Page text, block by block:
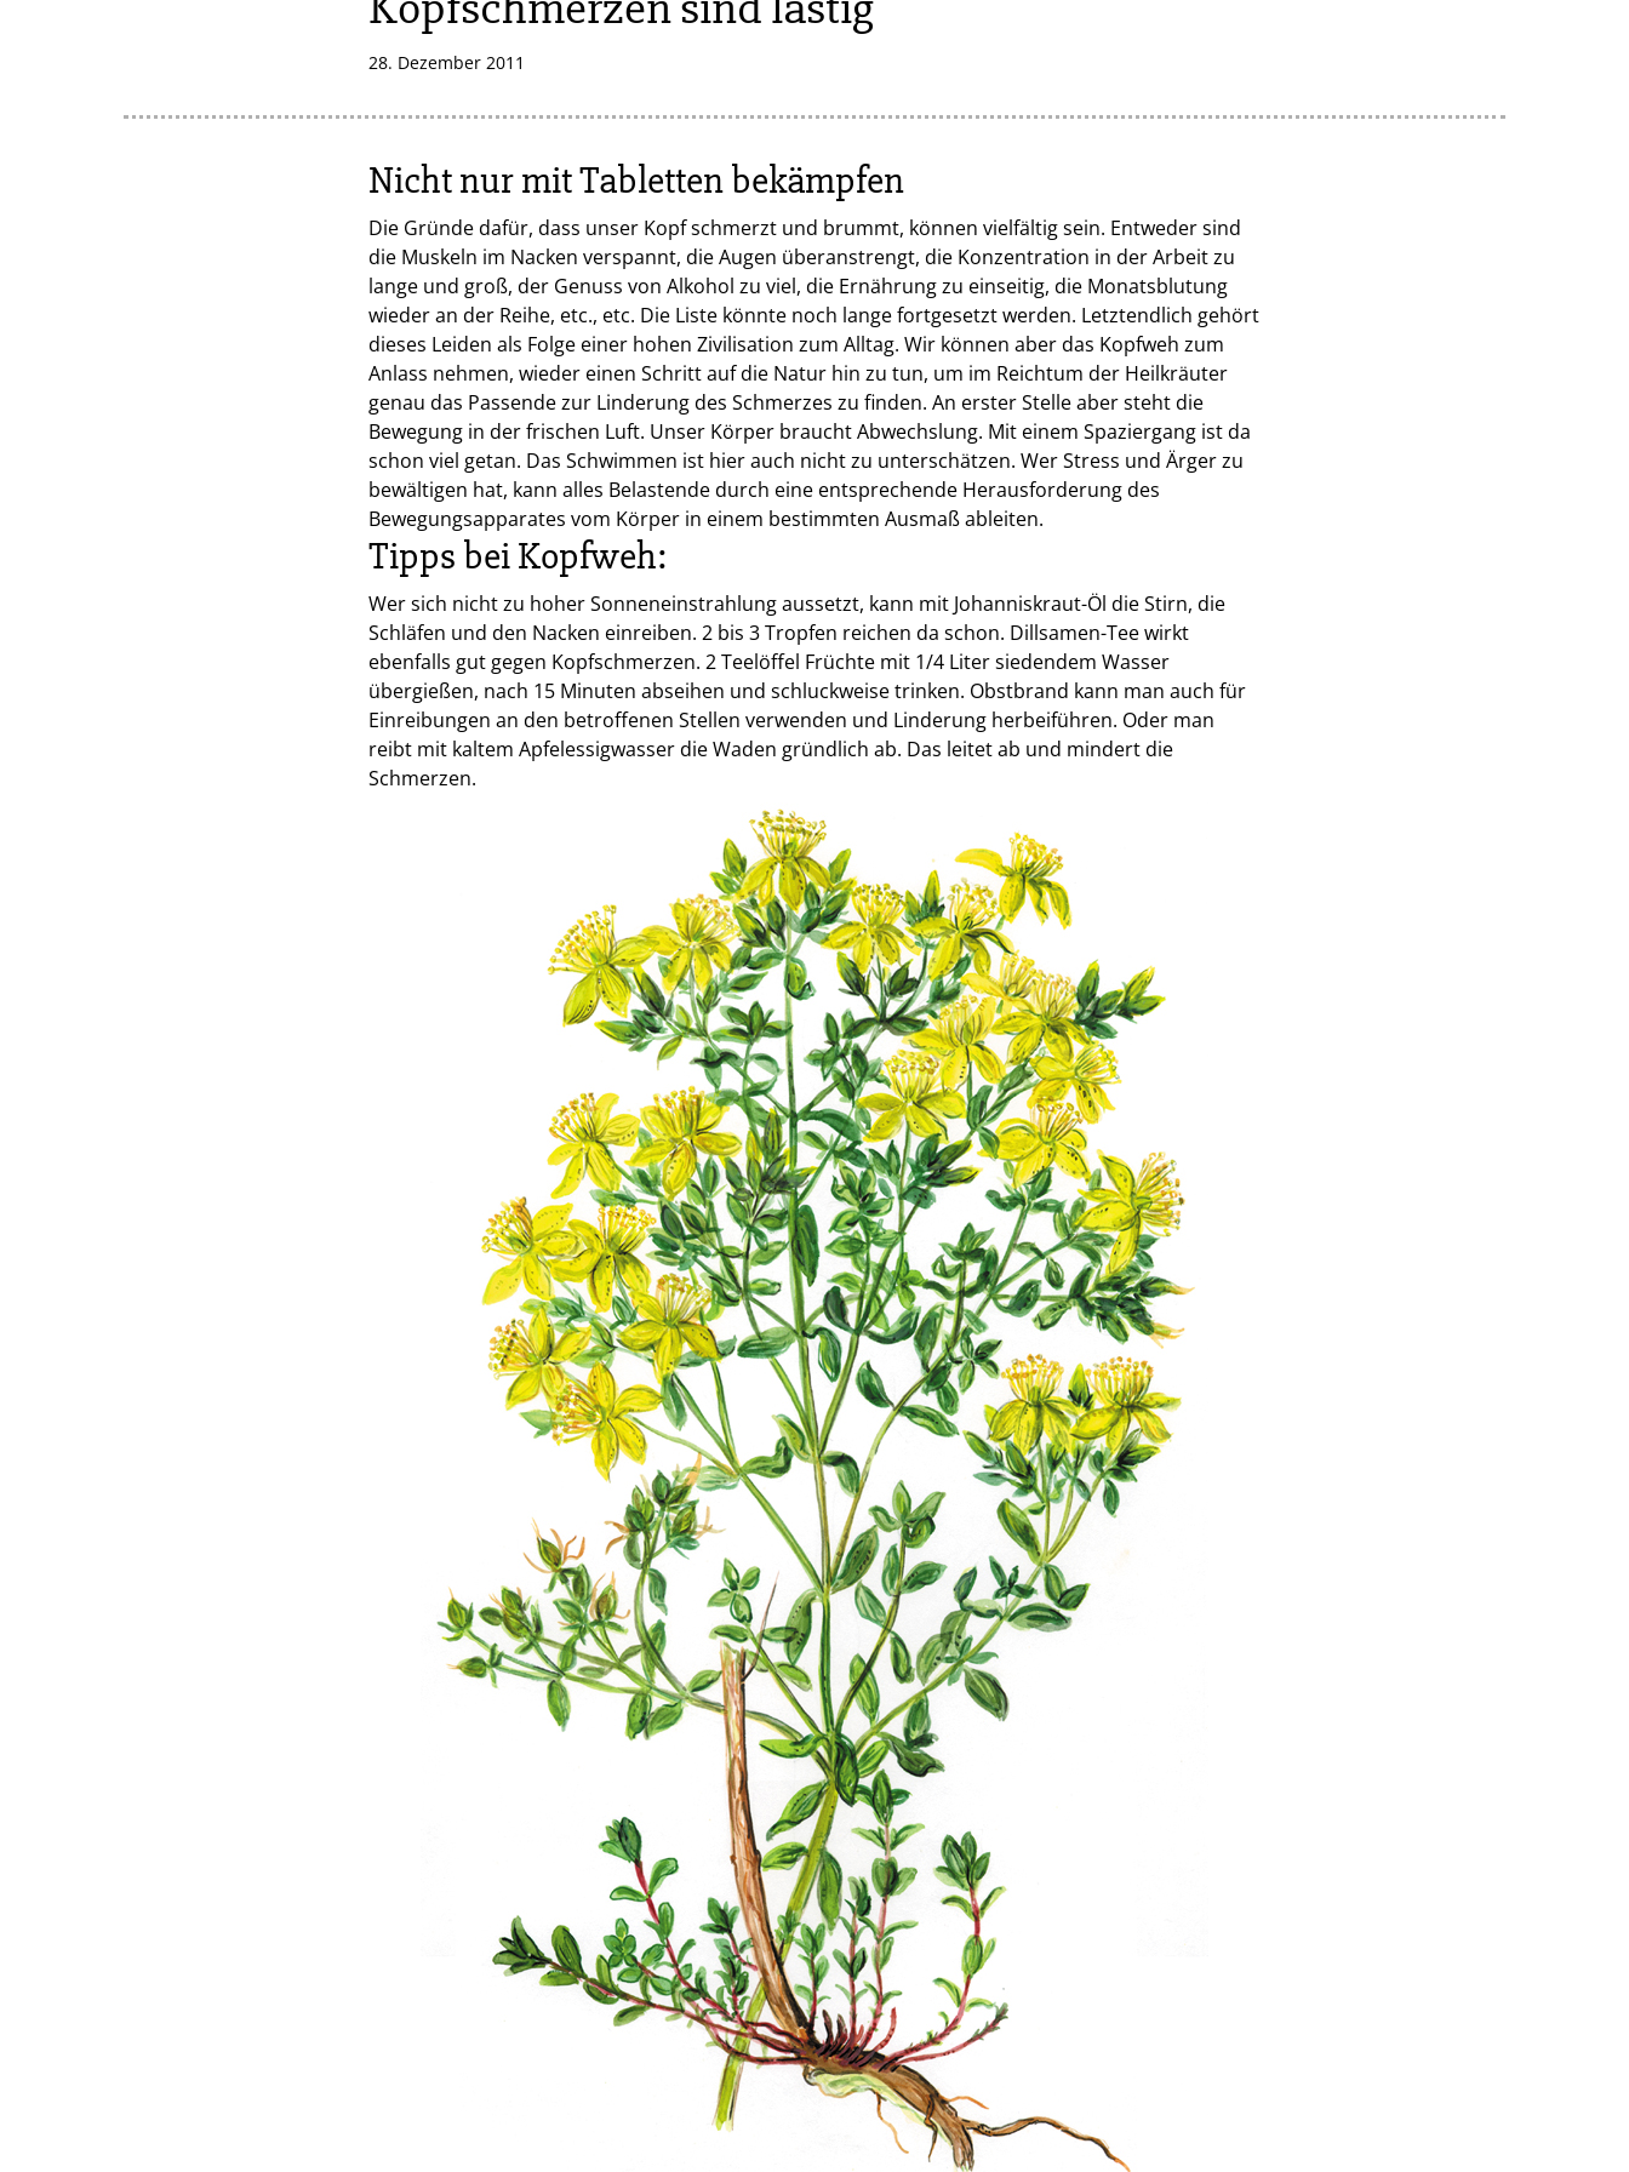
28. Dezember 2011
Nicht nur mit Tabletten bekämpfen
Die Gründe dafür, dass unser Kopf schmerzt und brummt, können vielfältig sein. Entweder sind
die Muskeln im Nacken verspannt, die Augen überanstrengt, die Konzentration in der Arbeit zu
lange und groß, der Genuss von Alkohol zu viel, die Ernährung zu einseitig, die Monatsblutung
wieder an der Reihe, etc., etc. Die Liste könnte noch lange fortgesetzt werden. Letztendlich gehört
dieses Leiden als Folge einer hohen Zivilisation zum Alltag. Wir können aber das Kopfweh zum
Anlass nehmen, wieder einen Schritt auf die Natur hin zu tun, um im Reichtum der Heilkräuter
genau das Passende zur Linderung des Schmerzes zu finden. An erster Stelle aber steht die
Bewegung in der frischen Luft. Unser Körper braucht Abwechslung. Mit einem Spaziergang ist da
schon viel getan. Das Schwimmen ist hier auch nicht zu unterschätzen. Wer Stress und Ärger zu
bewältigen hat, kann alles Belastende durch eine entsprechende Herausforderung des
Bewegungsapparates vom Körper in einem bestimmten Ausmaß ableiten.
Tipps bei Kopfweh:
Wer sich nicht zu hoher Sonneneinstrahlung aussetzt, kann mit Johanniskraut-Öl die Stirn, die
Schläfen und den Nacken einreiben. 2 bis 3 Tropfen reichen da schon. Dillsamen-Tee wirkt
ebenfalls gut gegen Kopfschmerzen. 2 Teelöffel Früchte mit 1/4 Liter siedendem Wasser
übergießen, nach 15 Minuten abseihen und schluckweise trinken. Obstbrand kann man auch für
Einreibungen an den betroffenen Stellen verwenden und Linderung herbeiführen. Oder man
reibt mit kaltem Apfelessigwasser die Waden gründlich ab. Das leitet ab und mindert die
Schmerzen.